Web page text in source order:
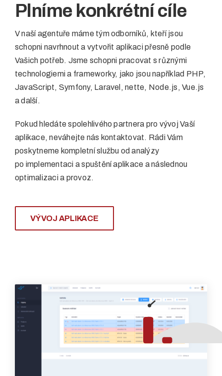
Plníme konkrétní cíle
V naší agentuře máme tým odborníků, kteří jsou
schopni navrhnout a vytvořit aplikaci přesně podle
Vašich potřeb. Jsme schopni pracovat s různými
technologiemi a frameworky, jako jsou například PHP,
JavaScript, Symfony, Laravel, nette, Node.js, Vue.js
a další.
Pokud hledáte spolehlivého partnera pro vývoj Vaší
aplikace, neváhejte nás kontaktovat. Rádi Vám
poskytneme kompletní službu od analýzy
po implementaci a spuštění aplikace a následnou
optimalizaci a provoz.
VÝVOJ APLIKACE